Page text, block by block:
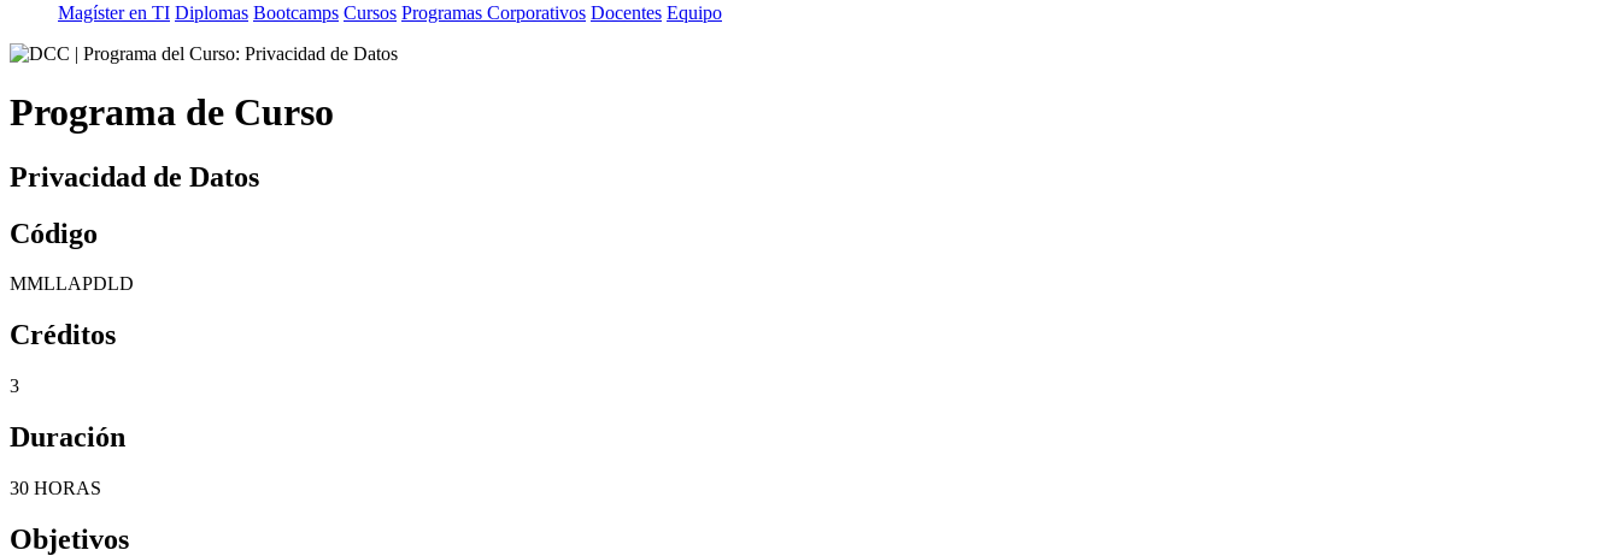
Magíster en TI Diplomas Bootcamps Cursos Programas Corporativos Docentes Equipo
Programa de Curso
Privacidad de Datos
Código
MMLLAPDLD
Créditos
3
Duración
30 HORAS
Objetivos